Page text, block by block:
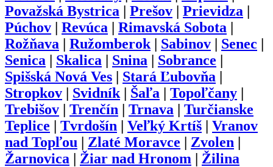
Považská Bystrica | Prešov | Prievidza |
Púchov | Revúca | Rimavská Sobota |
Rožňava | Ružomberok | Sabinov | Senec |
Senica | Skalica | Snina | Sobrance |
Spišská Nová Ves | Stará Ľubovňa |
Stropkov | Svidník | Šaľa | Topoľčany |
Trebišov | Trenčín | Trnava | Turčianske
Teplice | Tvrdošín | Veľký Krtíš | Vranov
nad Topľou | Zlaté Moravce | Zvolen |
Žarnovica | Žiar nad Hronom | Žilina